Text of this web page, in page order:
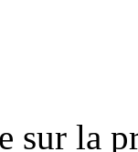
sur la